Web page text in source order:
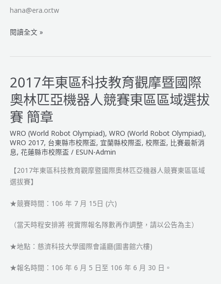
單hana@era.or.tw
2017
科
技
教
育
觀
摩
暨
國
際
奧
匹
機
人
賽
閱讀全文 »
2017年東區科技教育觀摩暨國際
奧林匹亞機器人競賽東區區域選拔
賽 簡章
WRO (World Robot Olympiad), WRO (World Robot Olympiad),
WRO 2017, 台東縣市校際盃, 宜蘭縣校際盃, 校際盃, 比賽最新消
息, 花蓮縣市校際盃 / ESUN-Admin
【2017年東區科技教育觀摩暨國際奧林匹亞機器人競賽東區區域
選拔賽】
★競賽時間：106 年 7 月 15日 (六)
（當天時程安排將 視實際報名隊數再作調整，請以公告為主）
★地點：慈濟科技大學國際會議廳(圖書館六樓)
★報名時間：106 年 6 月 5 日至 106 年 6 月 30 日。